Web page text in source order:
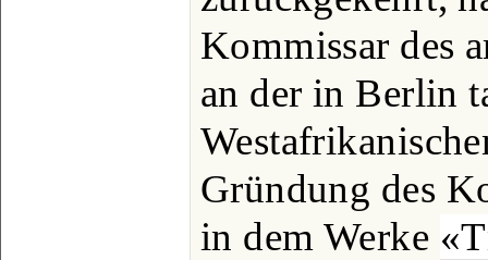
Kommissar des
an der in Berlin
Gründung des
in dem Werke